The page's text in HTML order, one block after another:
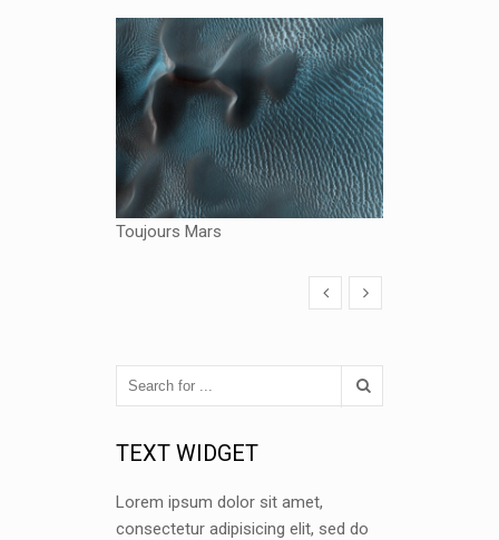
Toujours Mars
TEXT WIDGET
Lorem ipsum dolor sit amet,
consectetur adipisicing elit, sed do